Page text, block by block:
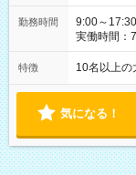
勤務時間
9:00～17:30
実働時間：
だける方
特徴 10名以上の
気になる！